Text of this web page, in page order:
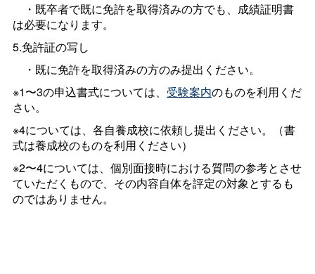
・既卒者で既に免許を取得済みの方でも、成績証明書
は必要になります。
5.免許証の写し
・既に免許を取得済みの方のみ提出ください。
※1〜3の申込書式については、 受験案内のものを利用くだ
さい。
※4については、各自養成校に依頼し提出ください。（書
式は養成校のものを利用ください）
※2〜4については、個別面接時における質問の参考とさせ
ていただくもので、その内容自体を評定の対象とするも
のではありません。